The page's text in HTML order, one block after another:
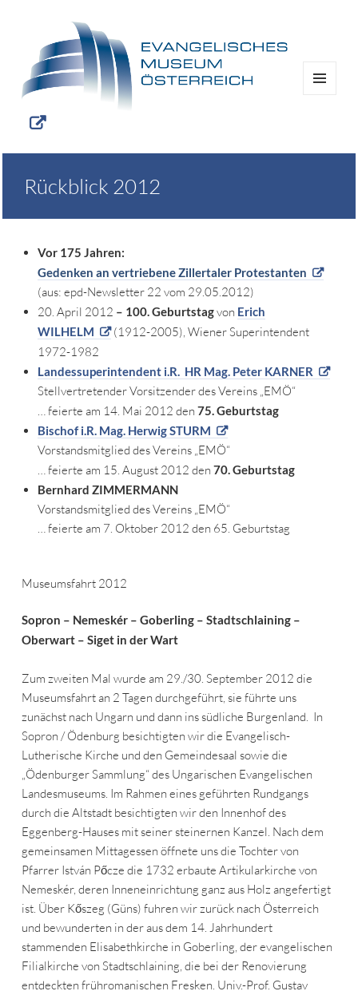
Rückblick 2012
Vor 175 Jahren:
Gedenken an vertriebene Zillertaler Protestanten
(aus: epd-Newsletter 22 vom 29.05.2012)
20. April 2012 – 100. Geburtstagvon Erich
WILHELM
(1912-2005), Wiener Superintendent
1972-1982
Landessuperintendent i.R. HR Mag. Peter KARNER
Stellvertretender Vorsitzender des Vereins „EMÖ“
… feierte am 14. Mai 2012 den 75. Geburtstag
Bischof i.R. Mag. Herwig STURM
Vorstandsmitglied des Vereins „EMÖ“
… feierte am 15. August 2012 den 70. Geburtstag
Bernhard ZIMMERMANN
Vorstandsmitglied des Vereins „EMÖ“
… feierte am 7. Oktober 2012 den 65. Geburtstag
Museumsfahrt 2012
Sopron – Nemeskér – Goberling – Stadtschlaining –
Oberwart – Siget in der Wart
Zum zweiten Mal wurde am 29./30. September 2012 die
Museumsfahrt an 2 Tagen durchgeführt, sie führte uns
zunächst nach Ungarn und dann ins südliche Burgenland. In
Sopron / Ödenburg besichtigten wir die Evangelisch-
Lutherische Kirche und den Gemeindesaal sowie die
„Ödenburger Sammlung“ des Ungarischen Evangelischen
Landesmuseums. Im Rahmen eines geführten Rundgangs
durch die Altstadt besichtigten wir den Innenhof des
Eggenberg-Hauses mit seiner steinernen Kanzel. Nach dem
gemeinsamen Mittagessen öffnete uns die Tochter von
Pfarrer István Pőcze die 1732 erbaute Artikularkirche von
Nemeskér, deren Inneneinrichtung ganz aus Holz angefertigt
ist. Über Kőszeg (Güns) fuhren wir zurück nach Österreich
und bewunderten in der aus dem 14. Jahrhundert
stammenden Elisabethkirche in Goberling, der evangelischen
Filialkirche von Stadtschlaining, die bei der Renovierung
entdeckten frühromanischen Fresken. Univ.-Prof. Gustav